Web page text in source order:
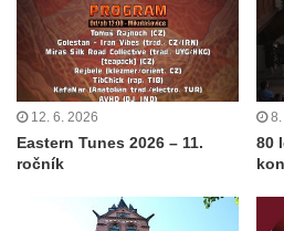
12. 6. 2026
Eastern Tunes 2026 – 11.
ročník
8.
80